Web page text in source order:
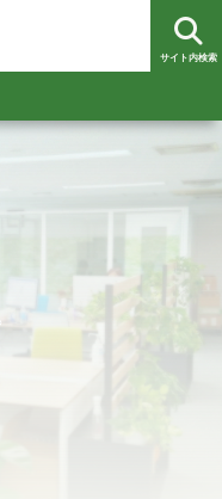
サイト内検索